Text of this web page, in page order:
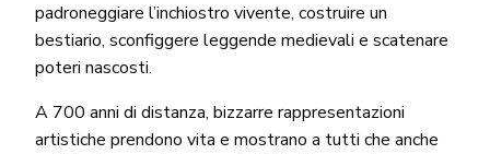
padroneggiare l’inchiostro vivente, costruire un
bestiario, sconfiggere leggende medievali e scatenare
poteri nascosti.
A 700 anni di distanza, bizzarre rappresentazioni
artistiche prendono vita e mostrano a tutti che anche